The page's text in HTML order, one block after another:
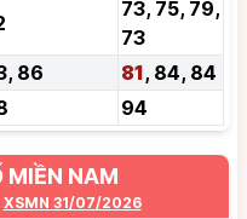
73, 75, 79,
73
86 81, 84, 84
94
MIỀN NAM
XSMN 31/07/2026